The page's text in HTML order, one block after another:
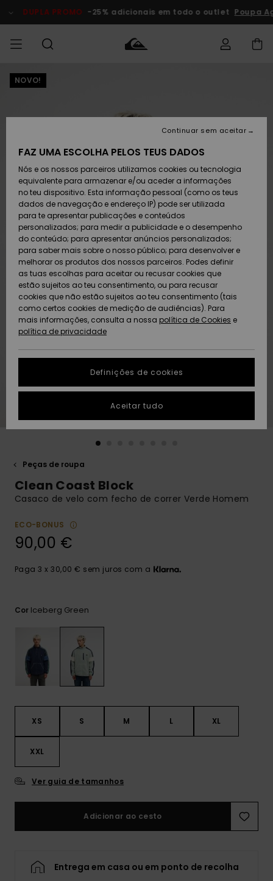
do
DUPLA PROMO -25% adicionais em todo o outlet Poupa
HOMEM
Calçado e
chinelos
Surfe/água
Snow
Artigos
recém-
chegados
Coleções
MENINO
Calçado e
chinelos
Surfe/água
Neve
Artigos
recém-
chegados
Highlights
MULHER
chegados
Highlights
Snow
SURF
Crianças
Highlights
Community
SNOW
Artigos
Criança
Snow Shop
Feminino
Highlights
Community
DUPLA
PROMO
Criança
Outlet
Mulher
AJUDA
Devoluções
Pagamento
Cartão
presente
Quiksilver
Freedom
Protecção de
dados
Guia de
tamanhos
conversa para
obteres a
resposta mais
conversa
nosso
SUSTAINABILITY
PRESENTE
DESEJO
NOVO!
Peças de roupa
Clean Coast Block
Casaco de velo com fecho de correr Verde Homem
ECO-BONUS
90,00 €
Paga 3 x 30,00 € sem juros com a
Cor Iceberg Green
XS S M L XL
XXL
Ver guia de tamanhos
Adicionar ao cesto
Entrega em casa ou em ponto de recolha
FAZ UMA ESCOLHA PELOS TEUS DADOS
Nós e os nossos parceiros utilizamos cookies ou tecnologia
equivalente para armazenar e/ou aceder a informações
no teu dispositivo. Esta informação pessoal (como os teus
dados de navegação e endereço IP) pode ser utilizada
para te apresentar publicações e conteúdos
personalizados; para medir a publicidade e o desempenho
do conteúdo; para apresentar anúncios personalizados;
para saber mais sobre o nosso público; para desenvolver e
melhorar os produtos dos nossos parceiros. Podes definir
as tuas escolhas para aceitar ou recusar cookies que
estão sujeitos ao teu consentimento, ou para recusar
cookies que não estão sujeitos ao teu consentimento (tais
como certos cookies de medição de audiências). Para
mais informações, consulta a nossa política de Cookies e
política de privacidade
Definições de cookies
Continuar sem aceitar
Aceitar tudo